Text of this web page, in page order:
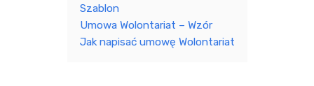
Szablon
Umowa Wolontariat – Wzór
Jak napisać umowę Wolontariat